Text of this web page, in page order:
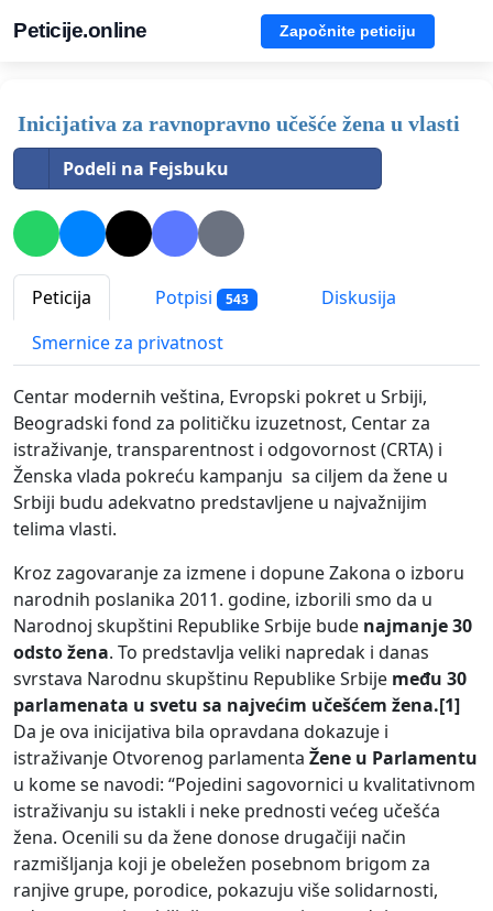
Peticije.online Započnite peticiju
Inicijativa za ravnopravno učešće žena u vlasti
Podeli na Fejsbuku
Peticija Potpisi 543
Diskusija
Smernice za privatnost
Centar modernih veština, Evropski pokret u Srbiji,
Beogradski fond za političku izuzetnost, Centar za
istraživanje, transparentnost i odgovornost (CRTA) i
Ženska vlada pokreću kampanju sa ciljem da žene u
Srbiji budu adekvatno predstavljene u najvažnijim
telima vlasti.
Kroz zagovaranje za izmene i dopune Zakona o izboru
narodnih poslanika 2011. godine, izborili smo da u
Narodnoj skupštini Republike Srbije bude najmanje 30
odsto žena. To predstavlja veliki napredak i danas
svrstava Narodnu skupštinu Republike Srbije među 30
parlamenata u svetu sa najvećim učešćem žena.[1]
Da je ova inicijativa bila opravdana dokazuje i
istraživanje Otvorenog parlamenta Žene u Parlamentu
u kome se navodi: “Pojedini sagovornici u kvalitativnom
istraživanju su istakli i neke prednosti većeg učešća
žena. Ocenili su da žene donose drugačiji način
razmišljanja koji je obeležen posebnom brigom za
ranjive grupe, porodice, pokazuju više solidarnosti,